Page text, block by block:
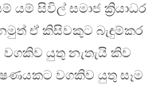
යම් සිවිල් සමාජ ක්‍රියාධර
ඒ කිසිවකුට බැඳුම්කර
වගකිව යුතු නැතැයි කිව
වගකිව යුතු සෑම